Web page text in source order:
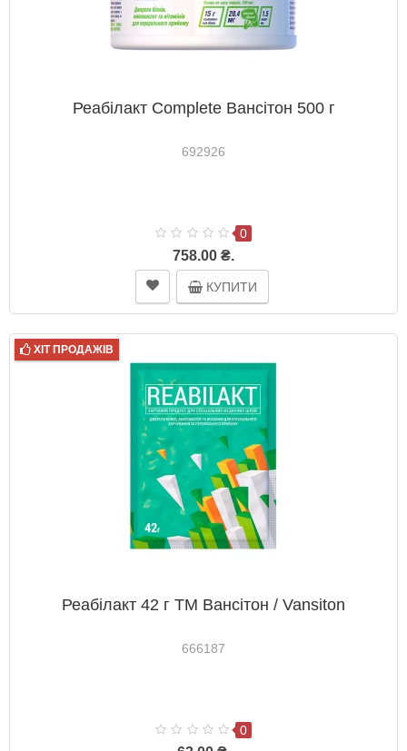
Реабілакт Complete Вансітон 500 г
692926
0
758.00 ₴.
КУПИТИ
ХІТ ПРОДАЖІВ
Реабілакт 42 г ТМ Вансітон / Vansiton
666187
0